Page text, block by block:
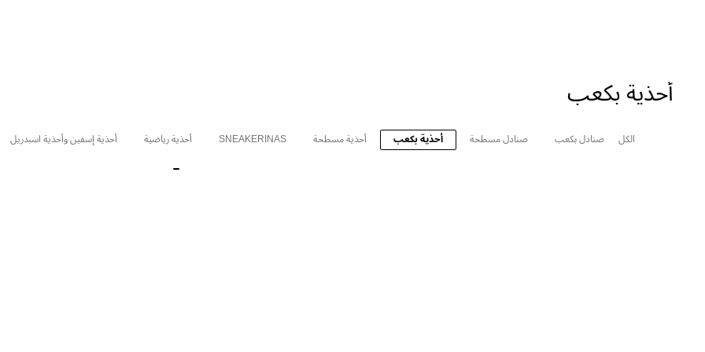
أحذية بكعب
الكل صنادل بكعب صنادل مسطحة أحذية بكعب أحذية مسطحة SNEAKERINAS أحذية رياضية أحذية إسفين وأحذية اسبدريل